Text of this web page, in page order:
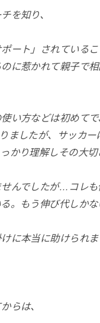
を知り、
ート」されているこ
に惹かれて親子で
い方などは初めて
ましたが、
サッカ
かり理解しその大切
んでしたが…コレも
。もう伸び代しかな
に本当に助けられ
らは、